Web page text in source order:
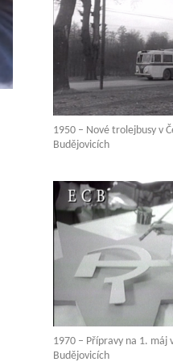
1950 – Nové trolejbusy v
Budějovicích
1970 – Přípravy na 1. máj
Budějovicích